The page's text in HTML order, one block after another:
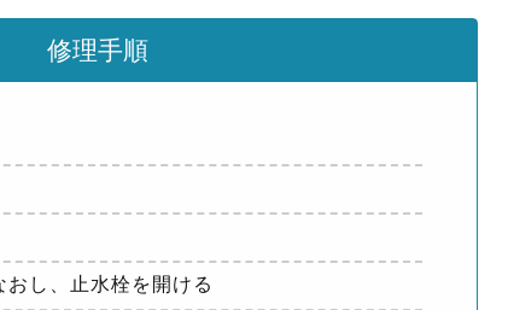
修理手順
し、止水栓を開ける